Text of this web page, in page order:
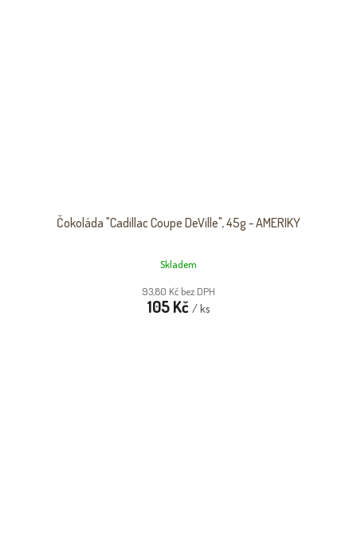
Čokoláda "Cadillac Coupe DeVille", 45g - AMERIKY
Skladem
93,80 Kč bez DPH
105 Kč / ks